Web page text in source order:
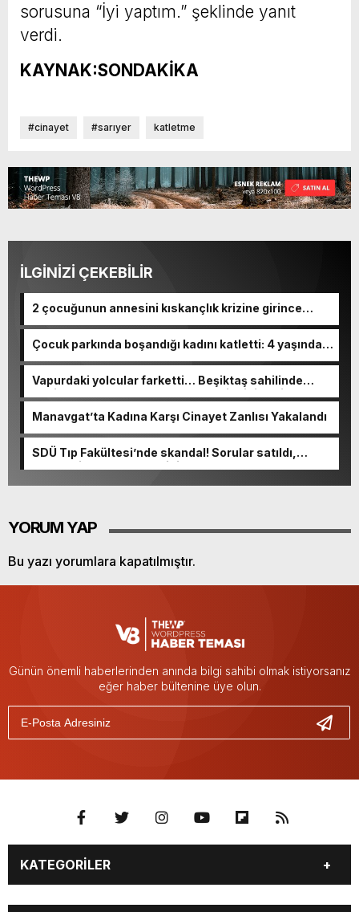
sorusuna “İyi yaptım.” şeklinde yanıt
verdi.
KAYNAK:SONDAKİKA
#cinayet #sarıyer katletme
İLGİNİZİ ÇEKEBİLİR
2 çocuğunun annesini kıskançlık krizine girince
Çocuk parkında boşandığı kadını katletti: 4 yaşındaki
Vapurdaki yolcular farketti… Beşiktaş sahilinde
denizden cansız beden çıkarıldı! Kimliği belli oldu
Manavgat’ta Kadına Karşı Cinayet Zanlısı Yakalandı
SDÜ Tıp Fakültesi’nde skandal! Sorular satıldı,
akademisyen de olayın içinde
YORUM YAP
Bu yazı yorumlara kapatılmıştır.
Günün önemli haberlerinden anında bilgi sahibi olmak istiyorsanız
eğer haber bültenine üye olun.
KATEGORİLER
GÜNDEM SEKTÖR ÖZEL